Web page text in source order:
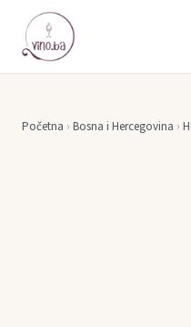
Početna › Bosna i Hercegovina ›